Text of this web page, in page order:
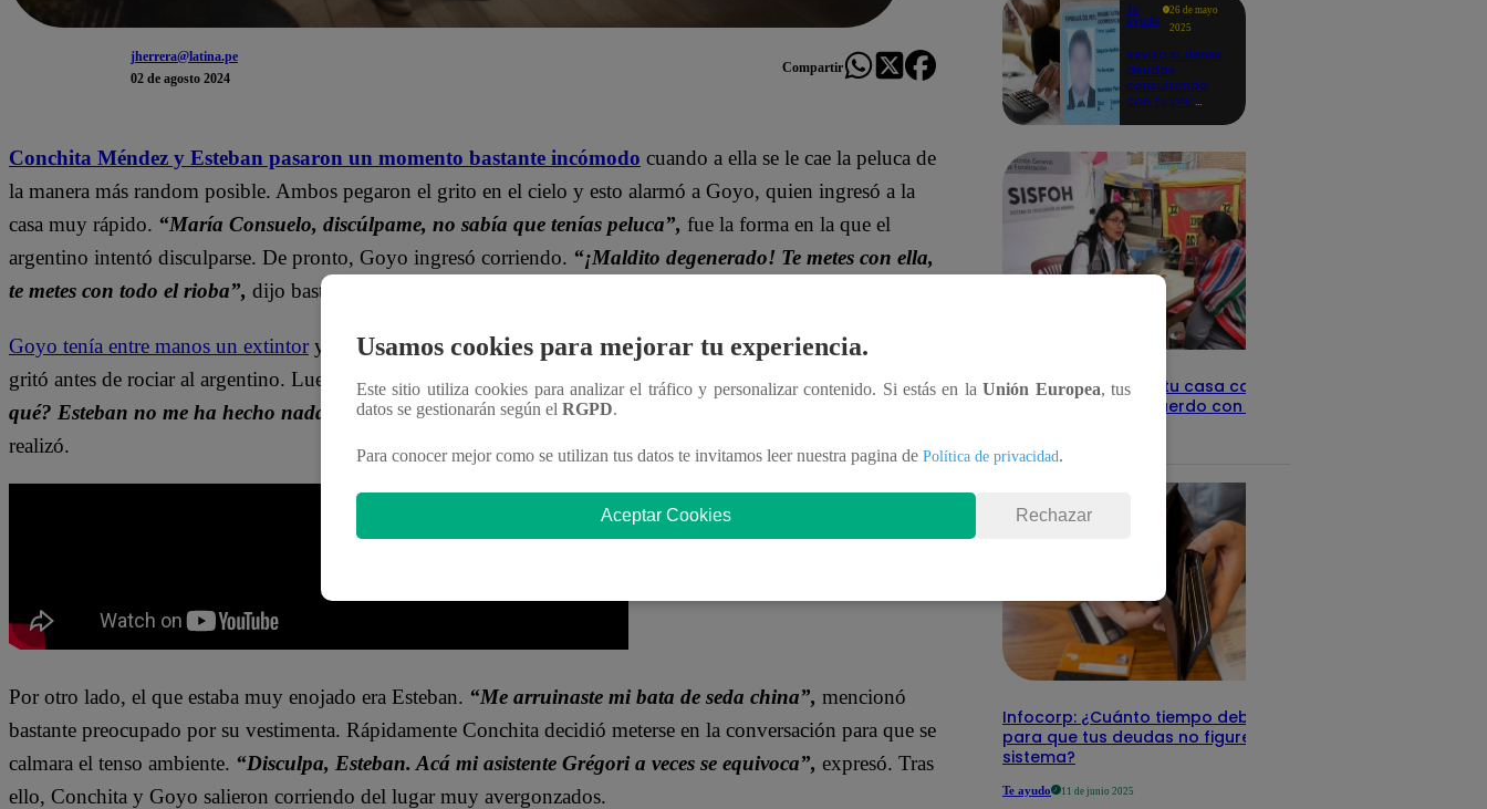
jherrera@latina.pe
02 de agosto 2024
Compartir
Conchita Méndez y Esteban pasaron un momento bastante incómodo cuando a ella se le cae la peluca de
la manera más random posible. Ambos pegaron el grito en el cielo y esto alarmó a Goyo, quien ingresó a la
casa muy rápido. “María Consuelo, discúlpame, no sabía que tenías peluca”, fue la forma en la que el
argentino intentó disculparse. De pronto, Goyo ingresó corriendo. “¡Maldito degenerado! Te metes con ella,
te metes con todo el rioba”, dijo bastante alterado.
Goyo tenía entre manos un extintor y no dudó en usarlo contra el empresario.“¡Esto es por Conchita!”,
gritó antes de rociar al argentino. Luego de atacarlo, Conchita salió en defensa de su cita. “¿Defenderme de
qué? Esteban no me ha hecho nada, sólo se me ha salido la peluca”,dijo excusando el fuerte ruido que
realizó.
Por otro lado, el que estaba muy enojado era Esteban. “Me arruinaste mi bata de seda china”, mencionó
bastante preocupado por su vestimenta. Rápidamente Conchita decidió meterse en la conversación para que se
calmara el tenso ambiente. “Disculpa, Esteban. Acá mi asistente Grégori a veces se equivoca”, expresó. Tras
ello, Conchita y Goyo salieron corriendo del lugar muy avergonzados.
Te
ayudo
26 de mayo
2025
Revisa si tienes
deudas
consultando
con tu DNI:
Revisa con tu DNI si tu casa califica
como pobre, de acuerdo con el Sisfoh
Infocorp: ¿Cuánto tiempo debe pasar
para que tus deudas no figuren en su
sistema?
Te ayudo 11 de junio 2025
Usamos cookies para mejorar tu experiencia.
Este sitio utiliza cookies para analizar el tráfico y personalizar contenido. Si estás en laUnión Europea, tus
datos se gestionarán según el RGPD.
Para conocer mejor como se utilizan tus datos te invitamos leer nuestra pagina de Política de privacidad.
Aceptar Cookies Rechazar